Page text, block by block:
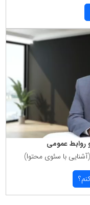
روابط عمومی
با سئوی محتوا)